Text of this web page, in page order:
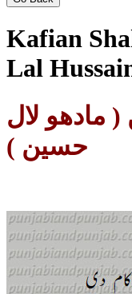
Kafian
Lal
مادھو لال
حسین )